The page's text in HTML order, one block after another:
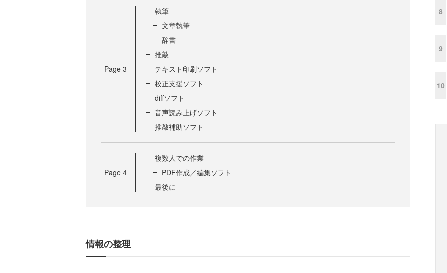
Page 3
執筆
文章執筆
辞書
推敲
テキスト印刷ソフト
校正支援ソフト
diffソフト
音声読み上げソフト
推敲補助ソフト
Page 4
複数人での作業
PDF作成／編集ソフト
最後に
情報の整理
8
9
10